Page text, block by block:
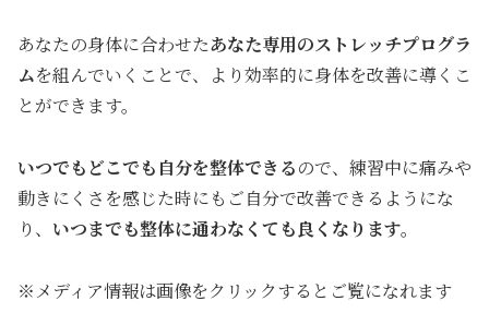
あなたの身体に合わせたあなた専用のストレッチプログラ
ムを組んでいくことで、より効率的に身体を改善に導くこ
とができます。
いつでもどこでも自分を整体できるので、練習中に痛みや
動きにくさを感じた時にもご自分で改善できるようにな
り、 いつまでも整体に通わなくても良くなります。
※メディア情報は画像をクリックするとご覧になれます